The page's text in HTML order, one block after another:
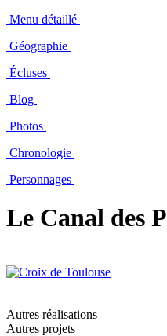
Menu détaillé
Géographie
Écluses
Blog
Photos
Chronologie
Personnages
Le Canal des
Autres réalisations
Autres projets